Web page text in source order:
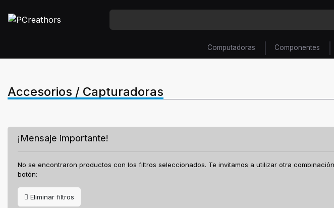
Computadoras Componentes
Accesorios / Capturadoras
¡Mensaje importante!
No se encontraron productos con los filtros seleccionados. Te invitamos a utilizar otra
botón:
Eliminar filtros